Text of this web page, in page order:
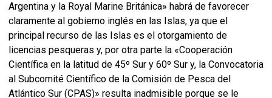
Argentina y la Royal Marine Británica» habrá de favorecer
claramente al gobierno inglés en las Islas, ya que el
principal recurso de las Islas es el otorgamiento de
licencias pesqueras y, por otra parte la «Cooperación
Científica en la latitud de 45º Sur y 60º Sur y, la Convocatoria
al Subcomité Científico de la Comisión de Pesca del
Atlántico Sur (CPAS)» resulta inadmisible porque se le